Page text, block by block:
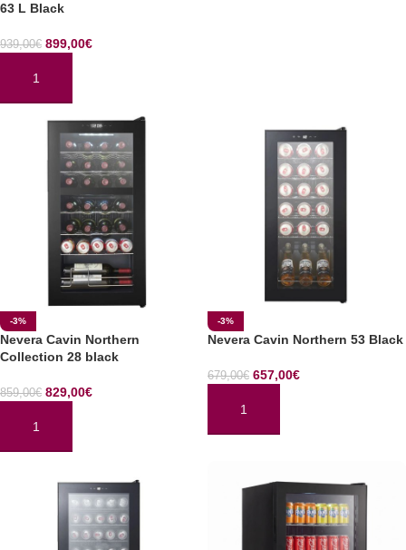
63 L Black
939,00€ 899,00€
AÑADIR AL CARRITO
-3%
Nevera Cavin Northern
Collection 28 black
859,00€ 829,00€
AÑADIR AL CARRITO
-3%
Nevera Cavin Northern 53 Black
679,00€ 657,00€
AÑADIR AL CARRITO